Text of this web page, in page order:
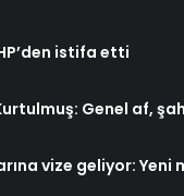
istifa etti
Genel af,
vize geliyor: Yeni